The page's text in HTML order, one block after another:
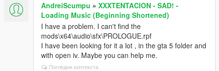
AndreiScumpu » XXXTENTACION - SAD! -
Loading Music (Beginning Shortened)
I have a problem. I can't find the
mods\x64\audio\sfx\PROLOGUE.rpf
I have been looking for it a lot , in the gta 5 folder and
with open iv. Maybe you can help me.
Погледни контекста